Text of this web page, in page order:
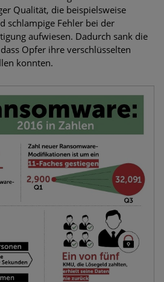
Qualität, die beispielsweise
schlampige Fehler bei der
aufwiesen. Dadurch sank die
Opfer ihre verschlüsselten
konnten.